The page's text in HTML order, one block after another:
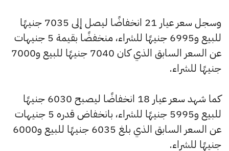
وسجل سعر عيار 21 انخفاضًا ليصل إلى 7035 جنيهًا
للبيع و6995 جنيهًا للشراء، منخفضًا بقيمة 5 جنيهات
عن السعر السابق الذي كان 7040 جنيهًا للبيع و7000
جنيهًا للشراء.
كما شهد سعر عيار 18 انخفاضًا ليصبح 6030 جنيهًا
للبيع و5995 جنيهًا للشراء، بانخفاض قدره 5 جنيهات
عن السعر السابق الذي بلغ 6035 جنيهًا للبيع و6000
جنيهًا للشراء.